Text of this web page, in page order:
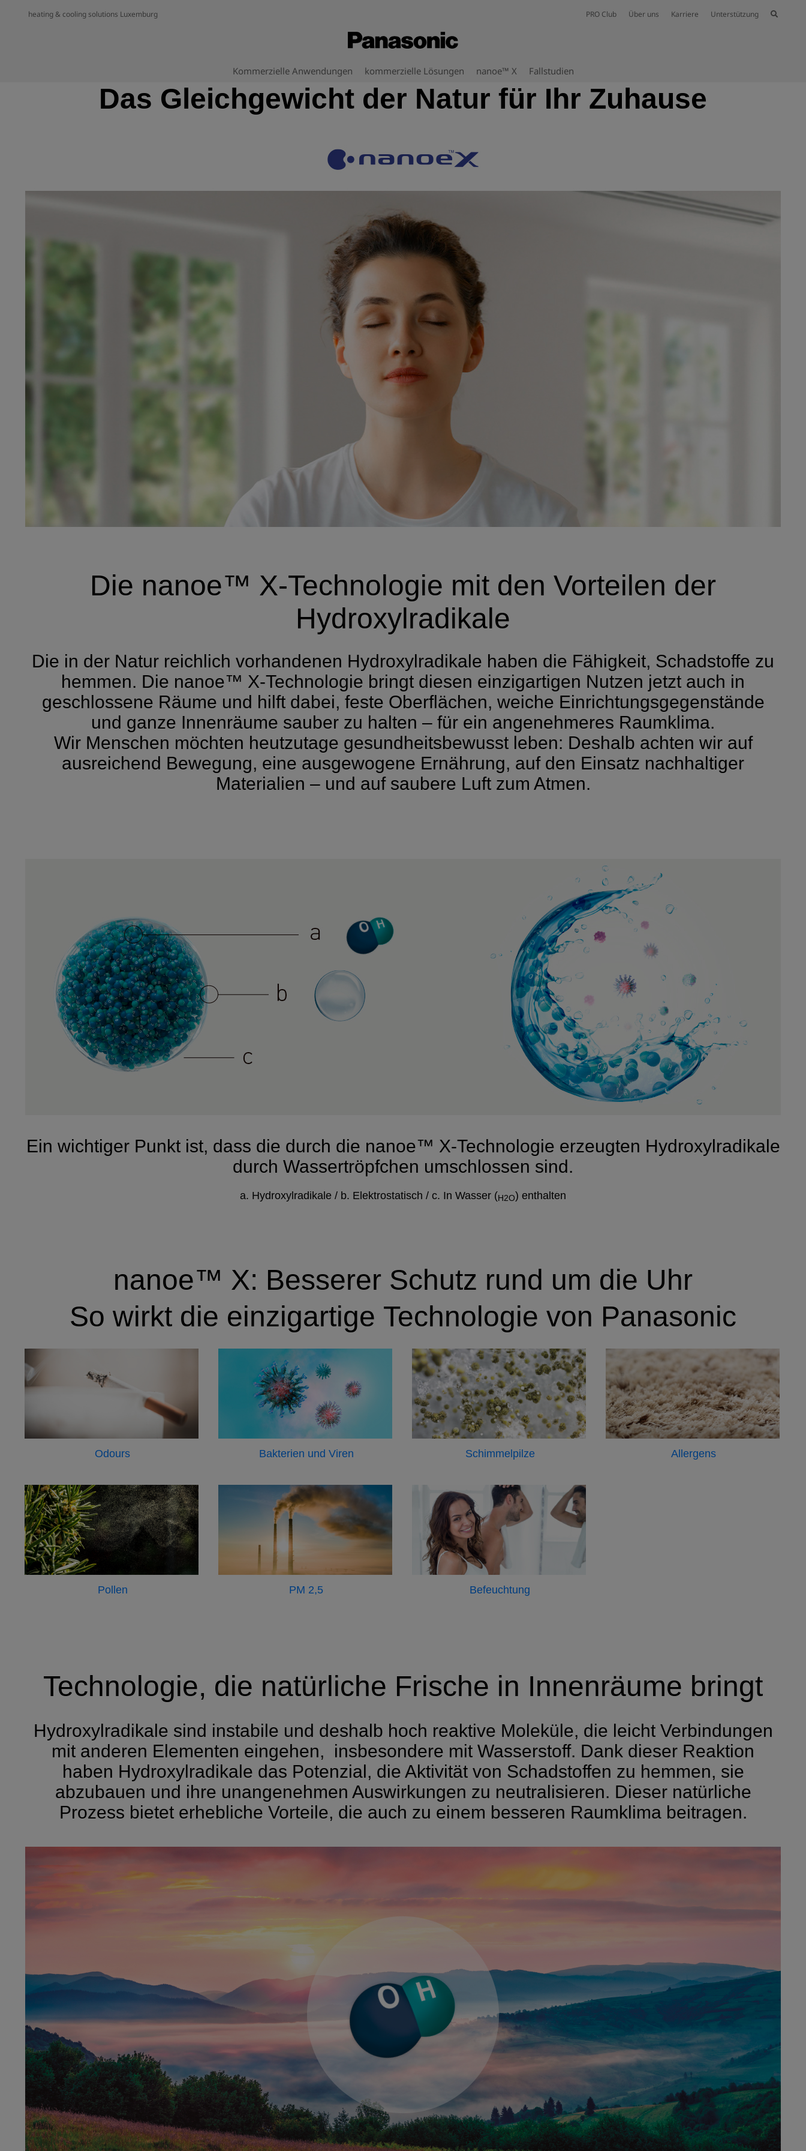
heating & cooling solutions Luxemburg PRO Club Über uns Karriere Unterstützung
Kommerzielle Anwendungen kommerzielle Lösungen nanoe™ X Fallstudien
Das Gleichgewicht der Natur für Ihr Zuhause
Die nanoe™ X-Technologie mit den Vorteilen der
Hydroxylradikale
Die in der Natur reichlich vorhandenen Hydroxylradikale haben die Fähigkeit, Schadstoffe zu
hemmen. Die nanoe™ X-Technologie bringt diesen einzigartigen Nutzen jetzt auch in
geschlossene Räume und hilft dabei, feste Oberflächen, weiche Einrichtungsgegenstände
und ganze Innenräume sauber zu halten – für ein angenehmeres Raumklima.
Wir Menschen möchten heutzutage gesundheitsbewusst leben: Deshalb achten wir auf
ausreichend Bewegung, eine ausgewogene Ernährung, auf den Einsatz nachhaltiger
Materialien – und auf saubere Luft zum Atmen.
Ein wichtiger Punkt ist, dass die durch die nanoe™ X-Technologie erzeugten Hydroxylradikale
durch Wassertröpfchen umschlossen sind.
a. Hydroxylradikale / b. Elektrostatisch / c. In Wasser (H2O) enthalten
nanoe™ X: Besserer Schutz rund um die Uhr
So wirkt die einzigartige Technologie von Panasonic
Odours Bakterien und Viren Schimmelpilze Allergens
Pollen PM 2,5 Befeuchtung
Technologie, die natürliche Frische in Innenräume bringt
Hydroxylradikale sind instabile und deshalb hoch reaktive Moleküle, die leicht Verbindungen
mit anderen Elementen eingehen, insbesondere mit Wasserstoff. Dank dieser Reaktion
haben Hydroxylradikale das Potenzial, die Aktivität von Schadstoffen zu hemmen, sie
abzubauen und ihre unangenehmen Auswirkungen zu neutralisieren. Dieser natürliche
Prozess bietet erhebliche Vorteile, die auch zu einem besseren Raumklima beitragen.